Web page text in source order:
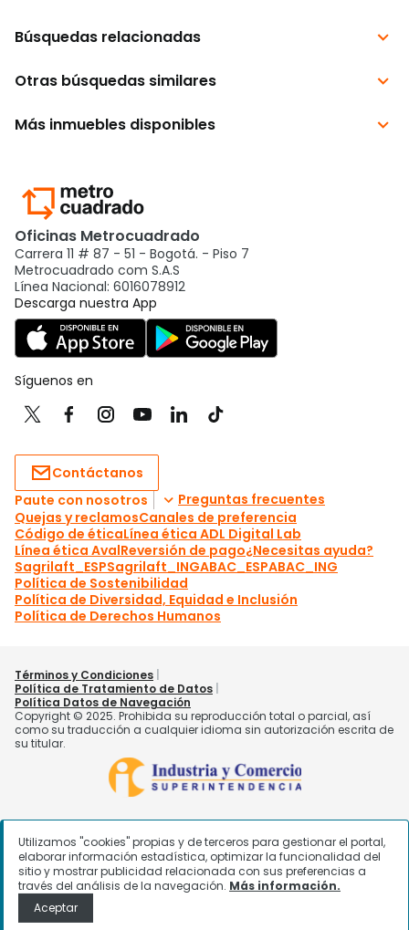
Utilizamos "cookies" propias y de terceros para gestionar el portal,
elaborar información estadística, optimizar la funcionalidad del
sitio y mostrar publicidad relacionada con sus preferencias a
través del análisis de la navegación. Más información.
Aceptar